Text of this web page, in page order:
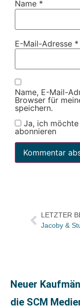
Name *
E-Mail-Adresse *
Name, E-Mail-
Browser für
speichern.
Ja, ich
abonnieren
LETZTER
Neuer
die SCM